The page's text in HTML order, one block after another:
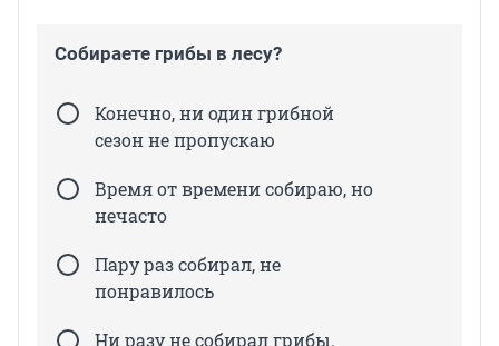
Собираете грибы в лесу?
Конечно, ни один грибной
сезон не пропускаю
Время от времени собираю, но
нечасто
Пару раз собирал, не
понравилось
Ни разу не собирал грибы.